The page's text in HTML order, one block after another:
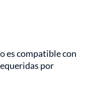
es compatible con
por